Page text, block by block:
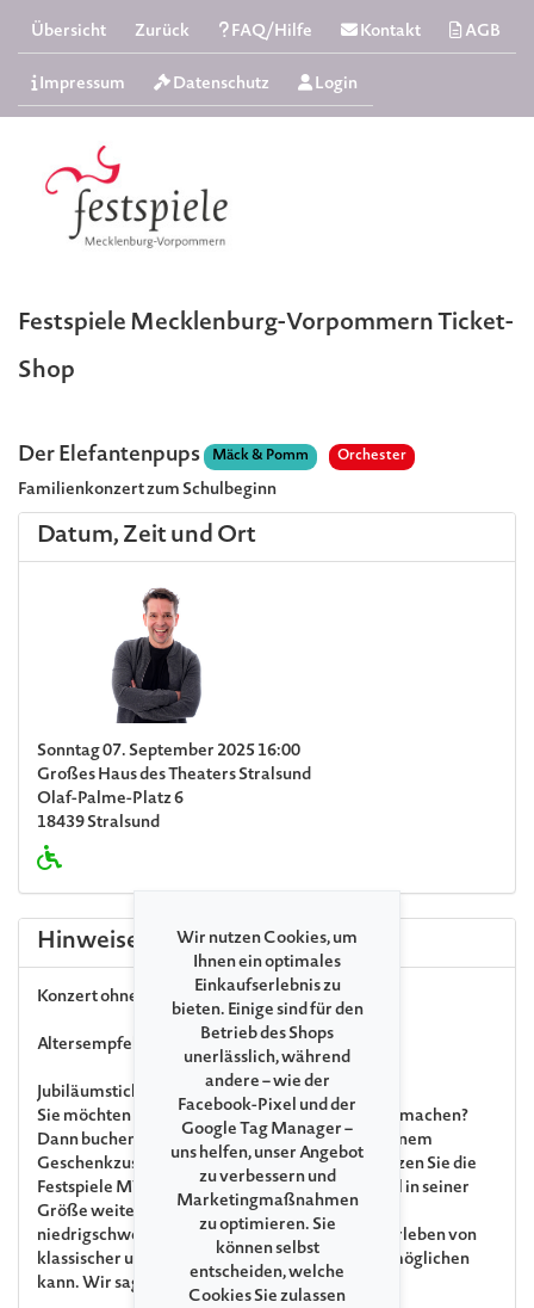
Übersicht Zurück FAQ/Hilfe Kontakt AGB
Impressum Datenschutz Login
Festspiele Mecklenburg-Vorpommern Ticket-
Shop
Der Elefantenpups Mäck & Pomm Orchester
Familienkonzert zum Schulbeginn
Datum, Zeit und Ort
Sonntag 07. September 2025 16:00
Großes Haus des Theaters Stralsund
Olaf-Palme-Platz 6
18439 Stralsund
Hinweise
Konzert ohne Pause
Altersempfehlung ab 4 Jahre
Jubiläumsticket
Sie möchten uns zum 35. Jubiläum ein Geschenk machen?
Dann buchen Sie gern Ihr Jubiläumsticket. Mit einem
Geschenkzuschlag von € 15 pro Ticket unterstützen Sie die
Festspiele MV und sorgen dafür, dass das Festival in seiner
Größe weiterhin allen Interessierten einen
niedrigschwelligen Zugang zum einzigartigen Erleben von
klassischer und nicht ganz klassischer Musik ermöglichen
kann. Wir sagen: Herzlichen Dank!
Wir nutzen Cookies, um
Ihnen ein optimales
Einkaufserlebnis zu
bieten. Einige sind für den
Betrieb des Shops
unerlässlich, während
andere – wie der
Facebook-Pixel und der
Google Tag Manager –
uns helfen, unser Angebot
zu verbessern und
Marketingmaßnahmen
zu optimieren. Sie
können selbst
entscheiden, welche
Cookies Sie zulassen